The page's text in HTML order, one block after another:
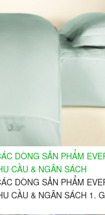
DÒNG SẢN PHẨM
CẦU & NGÂN SÁCH
DÒNG SẢN PHẨM
CẦU & NGÂN SÁCH 1.